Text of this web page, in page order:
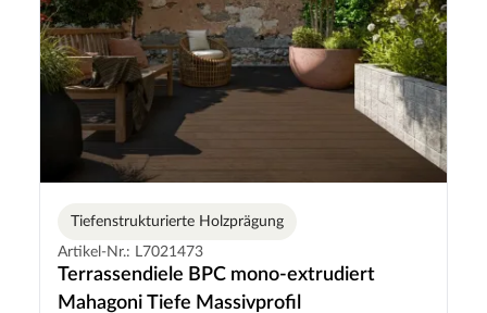
Tiefenstrukturierte Holzprägung
Artikel-Nr.: L7021473
Terrassendiele BPC mono-extrudiert
Mahagoni Tiefe Massivprofil